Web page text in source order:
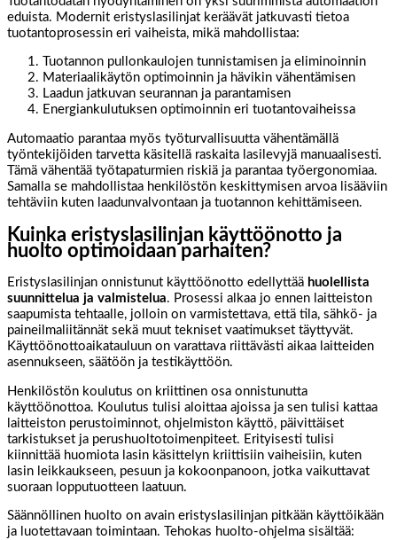
eduista. Modernit eristyslasilinjat keräävät jatkuvasti tietoa
tuotantoprosessin eri vaiheista, mikä mahdollistaa:
Tuotannon pullonkaulojen tunnistamisen ja eliminoinnin
Materiaalikäytön optimoinnin ja hävikin vähentämisen
Laadun jatkuvan seurannan ja parantamisen
Energiankulutuksen optimoinnin eri tuotantovaiheissa
Automaatio parantaa myös työturvallisuutta vähentämällä
työntekijöiden tarvetta käsitellä raskaita lasilevyjä manuaalisesti.
Tämä vähentää työtapaturmien riskiä ja parantaa työergonomiaa.
Samalla se mahdollistaa henkilöstön keskittymisen arvoa lisääviin
tehtäviin kuten laadunvalvontaan ja tuotannon kehittämiseen.
Kuinka eristyslasilinjan käyttöönotto ja
huolto optimoidaan parhaiten?
Eristyslasilinjan onnistunut käyttöönotto edellyttää huolellista
suunnittelua ja valmistelua. Prosessi alkaa jo ennen laitteiston
saapumista tehtaalle, jolloin on varmistettava, että tila, sähkö- ja
paineilmaliitännät sekä muut tekniset vaatimukset täyttyvät.
Käyttöönottoaikatauluun on varattava riittävästi aikaa laitteiden
asennukseen, säätöön ja testikäyttöön.
Henkilöstön koulutus on kriittinen osa onnistunutta
käyttöönottoa. Koulutus tulisi aloittaa ajoissa ja sen tulisi kattaa
laitteiston perustoiminnot, ohjelmiston käyttö, päivittäiset
tarkistukset ja perushuoltotoimenpiteet. Erityisesti tulisi
kiinnittää huomiota lasin käsittelyn kriittisiin vaiheisiin, kuten
lasin leikkaukseen, pesuun ja kokoonpanoon, jotka vaikuttavat
suoraan lopputuotteen laatuun.
Säännöllinen huolto on avain eristyslasilinjan pitkään käyttöikään
ja luotettavaan toimintaan. Tehokas huolto-ohjelma sisältää: